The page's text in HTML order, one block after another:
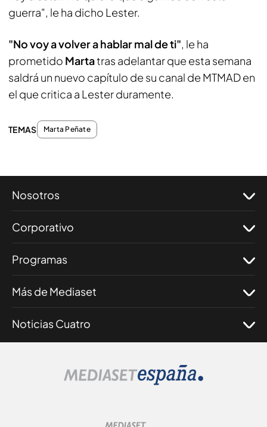
guerra", le ha dicho Lester.
"No voy a volver a hablar mal de ti", le ha
prometido Martatras adelantar que esta semana
saldrá un nuevo capítulo de su canal de MTMAD en
el que critica a Lester duramente.
TEMAS Marta Peñate
Nosotros
Corporativo
Programas
Más de Mediaset
Noticias Cuatro